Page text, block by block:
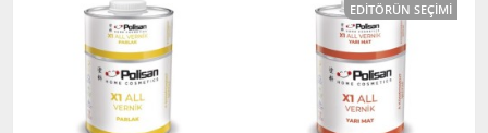
EDITÖRÜN SEÇIMI